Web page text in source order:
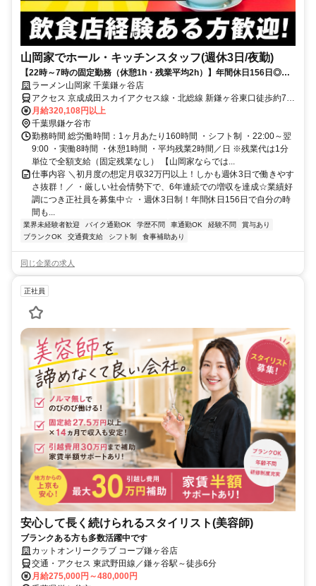
山岡家でホール・キッチンスタッフ(週休3日/夜勤)
【22時～7時の固定勤務（休憩1h・残業平均2h）】年間休日156日◎初
月から月収32万円！
ラーメン山岡家 千葉鎌ヶ谷店
アクセス 京成成田スカイアクセス線・北総線 新鎌ヶ谷東口徒歩約7
分、京成成田スカイアクセス線・北総線 新鎌ヶ谷東口徒歩約7分、京
成成田スカイアクセス線・北総線 新鎌ヶ谷東口徒歩約7分 新鎌ヶ谷
(新京成電鉄)東口(徒歩7分)
月給320,108円以上
千葉県鎌ケ谷市
勤務時間 総労働時間：1ヶ月あたり160時間 ・シフト制 ・22:00～翌
9:00 ・実働8時間 ・休憩1時間 ・平均残業2時間／日 ※残業代は1分
単位で全額支給（固定残業なし） 【山岡家ならでは...
仕事内容 ＼初月度の想定月収32万円以上！しかも週休3日で働きやす
さ抜群！／ ・厳しい社会情勢下で、6年連続での増収を達成☆業績好
調につき正社員を募集中☆ ・週休3日制！年間休日156日で自分の時
間も...
業界未経験者歓迎 バイク通勤OK 学歴不問 車通勤OK 経験不問
賞与あり
ブランクOK
交通費支給 シフト制 食事補助あり
同じ企業の求人
正社員
安心して長く続けられるスタイリスト(美容師)
ブランクある方も多数活躍中です
カットオンリークラブ コープ鎌ヶ谷店
交通・アクセス 東武野田線／鎌ヶ谷駅～徒歩6分
月給275,000円～480,000円